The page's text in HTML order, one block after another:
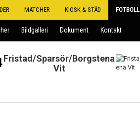
MATCHER KIOSK & STÄD FOTBOLL
Bildgalleri Dokument Kontakt
Fristad/Sparsör/Borgstena
Vit